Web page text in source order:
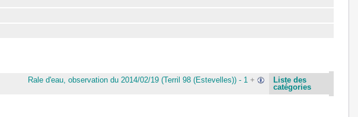
Rale d'eau, observation du 2014/02/19 (Terril 98 (Estevelles)) - 1 +
Liste des
catégories